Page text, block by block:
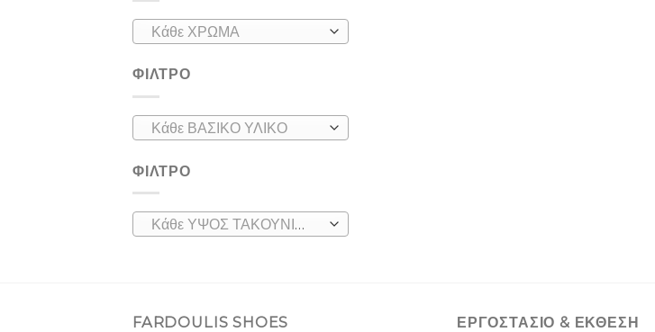
Κάθε ΧΡΩΜΑ
ΦΙΛΤΡΟ
Κάθε ΒΑΣΙΚΟ ΥΛΙΚΟ
ΦΙΛΤΡΟ
Κάθε ΥΨΟΣ ΤΑΚΟΥΝΙΟΥ
FARDOULIS SHOES ΕΡΓΟΣΤΑΣΙΌ & ΕΚΘΕΣΉ